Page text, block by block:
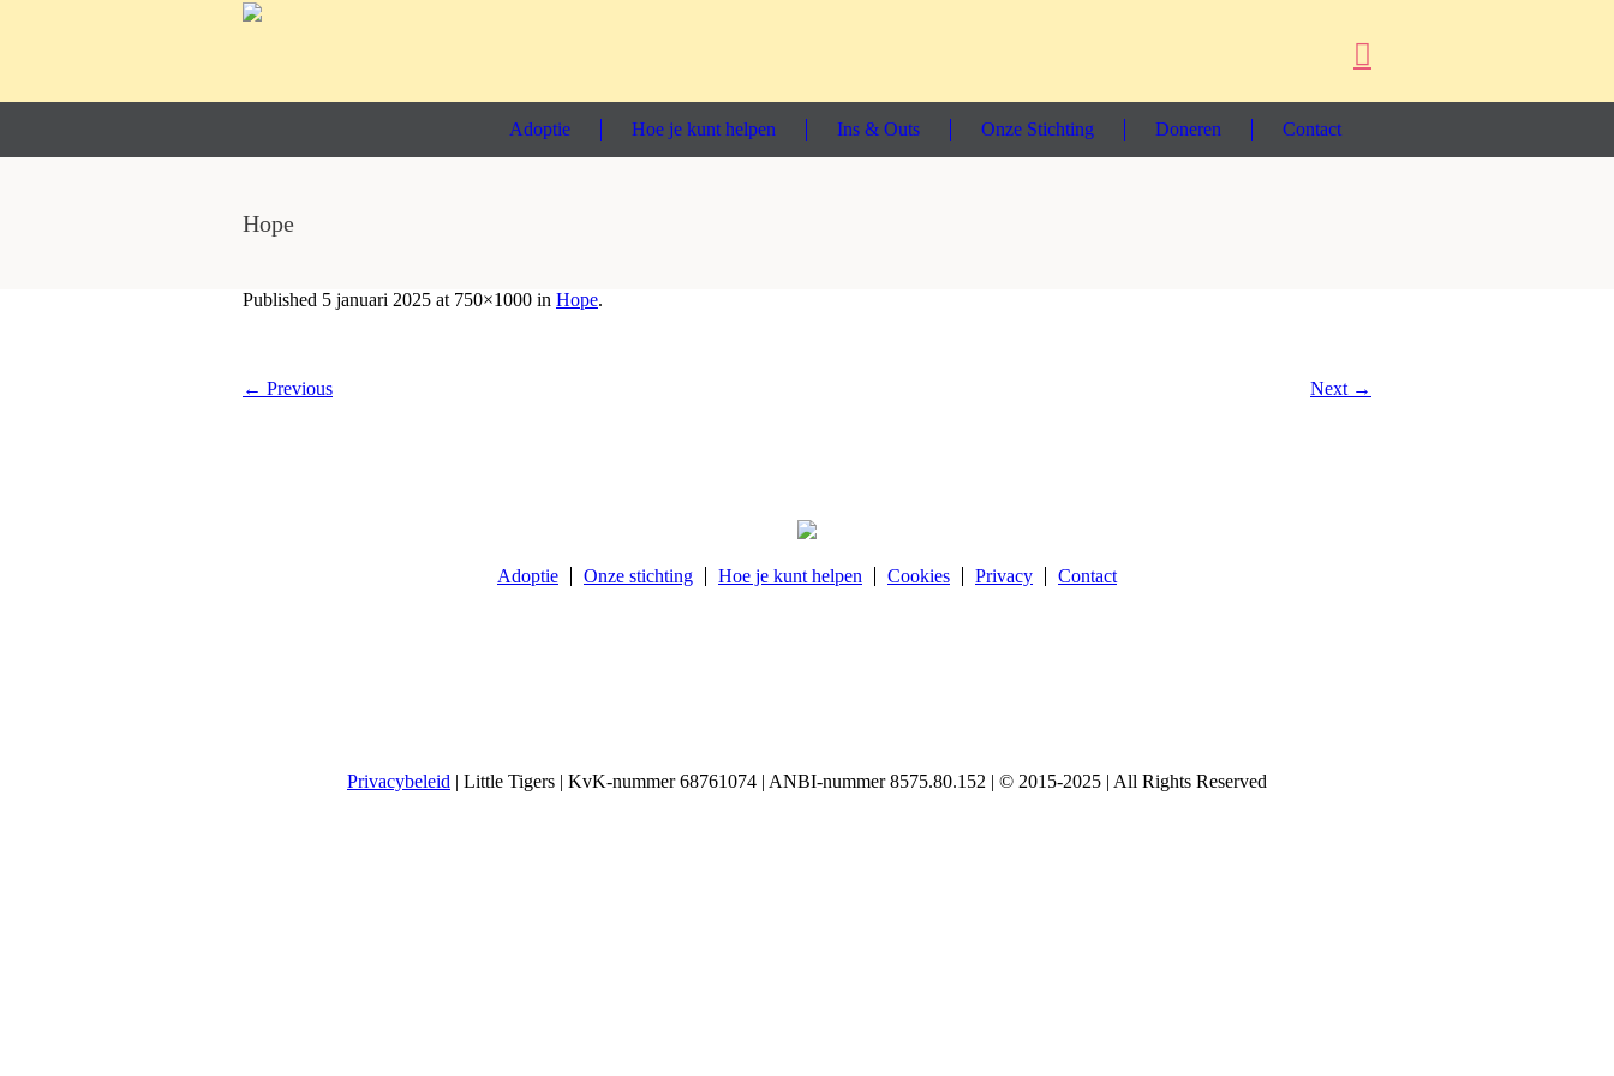
Adoptie Hoe je kunt helpen Ins & Outs Onze Stichting Doneren Contact
Hope
Published 5 januari 2025 at 750×1000 in Hope.
← Previous Next →
Adoptie Onze stichting Hoe je kunt helpen Cookies Privacy Contact
Privacybeleid | Little Tigers | KvK-nummer 68761074 | ANBI-nummer 8575.80.152 | © 2015-2025 | All Rights Reserved